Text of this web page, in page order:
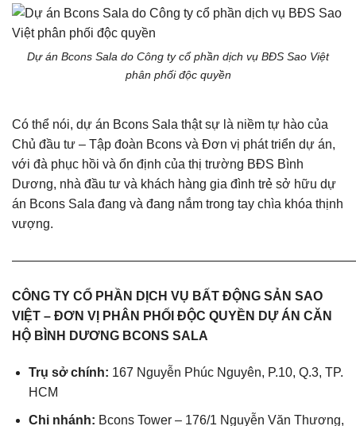
Dự án Bcons Sala do Công ty cổ phần dịch vụ BĐS Sao Việt
phân phối độc quyền
Có thể nói, dự án Bcons Sala thật sự là niềm tự hào của
Chủ đầu tư – Tập đoàn Bcons và Đơn vị phát triển dự án,
với đà phục hồi và ổn định của thị trường BĐS Bình
Dương, nhà đầu tư và khách hàng gia đình trẻ sở hữu dự
án Bcons Sala đang và đang nắm trong tay chìa khóa thịnh
vượng.
CÔNG TY CỔ PHẦN DỊCH VỤ BẤT ĐỘNG SẢN SAO
VIỆT – ĐƠN VỊ PHÂN PHỐI ĐỘC QUYỀN DỰ ÁN CĂN
HỘ BÌNH DƯƠNG BCONS SALA
Trụ sở chính: 167 Nguyễn Phúc Nguyên, P.10, Q.3, TP.
HCM
Chi nhánh: Bcons Tower – 176/1 Nguyễn Văn Thương,